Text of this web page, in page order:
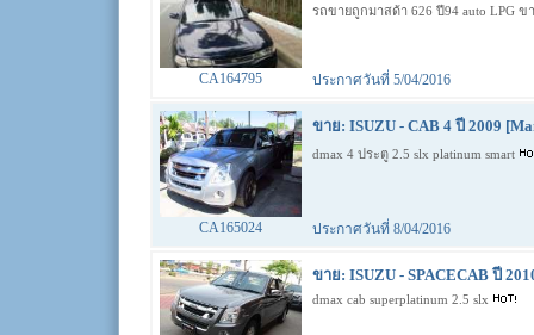
รถขายถูกมาสด้า 626 ปี94 auto LPG
CA164795 ประกาศวันที่ 5/04/2016
ขาย: ISUZU - CAB 4 ปี 2009
dmax 4 ประตู 2.5 slx platinum smart
CA165024 ประกาศวันที่ 8/04/2016
ขาย: ISUZU - SPACECAB ปี
dmax cab superplatinum 2.5 slx